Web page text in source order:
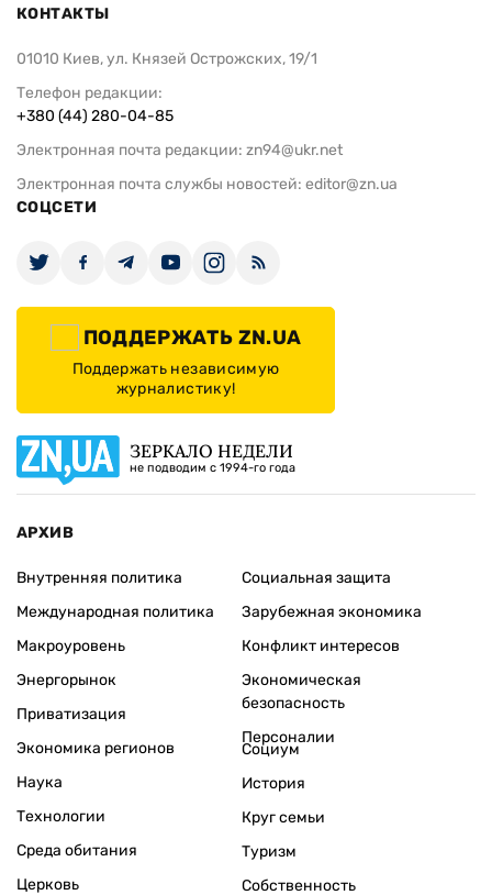
КОНТАКТЫ
01010 Киев, ул. Князей Острожских, 19/1
Телефон редакции:
+380 (44) 280-04-85
Электронная почта редакции: zn94@ukr.net
Электронная почта службы новостей: editor@zn.ua
СОЦСЕТИ
ПОДДЕРЖАТЬ ZN.UA
Поддержать независимую
журналистику!
ЗЕРКАЛО НЕДЕЛИ
не подводим с 1994-го года
АРХИВ
Внутренняя политика
Международная политика
Макроуровень
Энергорынок
Приватизация
Экономика регионов
Социальная защита
Зарубежная экономика
Конфликт интересов
Экономическая
безопасность
Персоналии
Наука
Технологии
Среда обитания
Церковь
Социум
История
Круг семьи
Туризм
Собственность